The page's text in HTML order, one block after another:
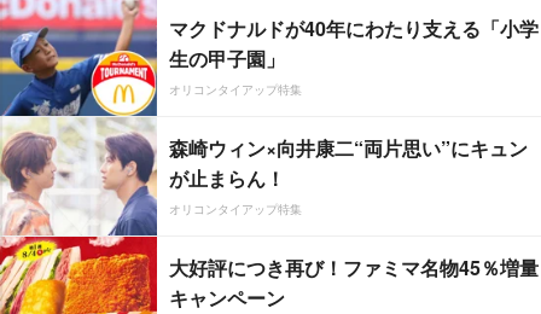
マクドナルドが40年にわたり支える「小学
生の甲子園」
オリコンタイアップ特集
森崎ウィン×向井康二“両片思い”にキュン
が止まらん！
オリコンタイアップ特集
大好評につき再び！ファミマ名物45％増量
キャンペーン